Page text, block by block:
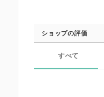
ショップの評価
すべて